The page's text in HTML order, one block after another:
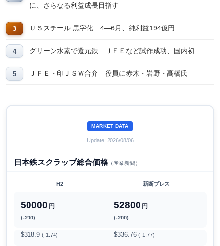
に、さらなる利益成長目指す
ＵＳスチール 黒字化 4―6月、純利益194億円
グリーン水素で還元鉄 ＪＦＥなど試作成功、国内初
ＪＦＥ・印ＪＳＷ合弁 役員に赤木・岩野・髙橋氏
MARKET DATA
Update: 2026/08/06
日本鉄スクラップ総合価格（産業新聞）
H2 新断プレス
50000 円
(-200)
52800 円
(-200)
$318.9 (-1.74) $336.76 (-1.77)